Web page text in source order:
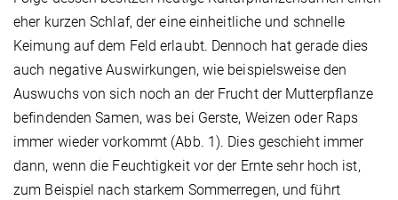
eher kurzen Schlaf, der eine einheitliche und schnelle
Keimung auf dem Feld erlaubt. Dennoch hat gerade dies
auch negative Auswirkungen, wie beispielsweise den
Auswuchs von sich noch an der Frucht der Mutterpflanze
befindenden Samen, was bei Gerste, Weizen oder Raps
immer wieder vorkommt (Abb. 1). Dies geschieht immer
dann, wenn die Feuchtigkeit vor der Ernte sehr hoch ist,
zum Beispiel nach starkem Sommerregen, und führt